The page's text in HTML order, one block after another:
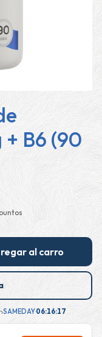
B6 (90
al carro
SAMEDAY·06:16:16